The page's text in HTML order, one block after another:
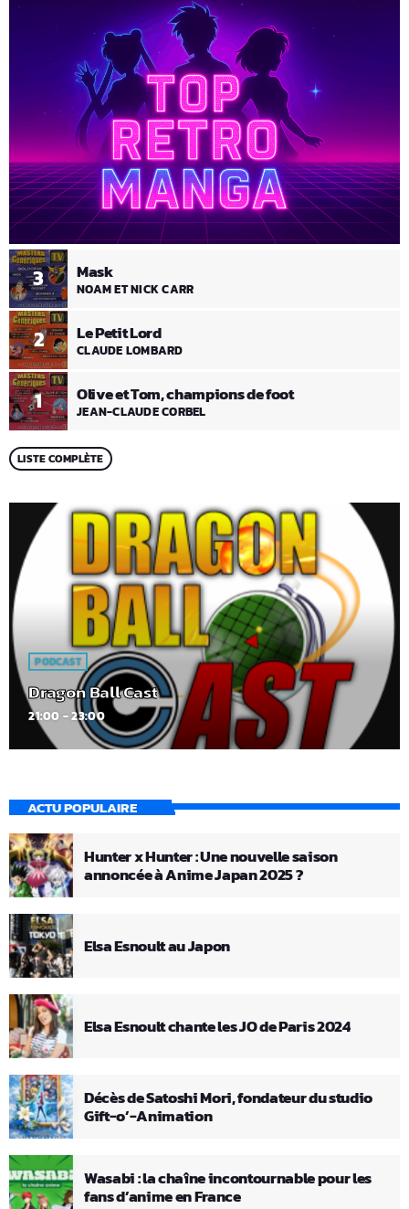
1 Olive et Tom, champions de foot
JEAN-CLAUDE CORBEL
2 Le Petit Lord
CLAUDE LOMBARD
3 Mask
NOAM ET NICK CARR
LISTE COMPLÈTE
PODCAST
Dragon Ball Cast
21:00 - 23:00
ACTU POPULAIRE
Hunter x Hunter : Une nouvelle saison
annoncée à Anime Japan 2025 ?
Elsa Esnoult au Japon
Elsa Esnoult chante les JO de Paris 2024
Décès de Satoshi Mori, fondateur du studio
Gift-o’-Animation
Wasabi : la chaîne incontournable pour les
fans d’anime en France